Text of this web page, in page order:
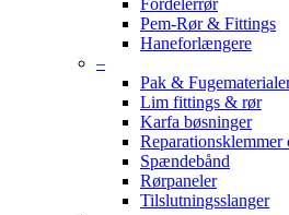
Fordelerrør
Pem-Rør & Fittings
Haneforlængere
–
Pak &
Lim fittings & rør
Karfa bøsninger
Reparationsklemmer
Spændebånd
Rørpaneler
Tilslutningsslanger